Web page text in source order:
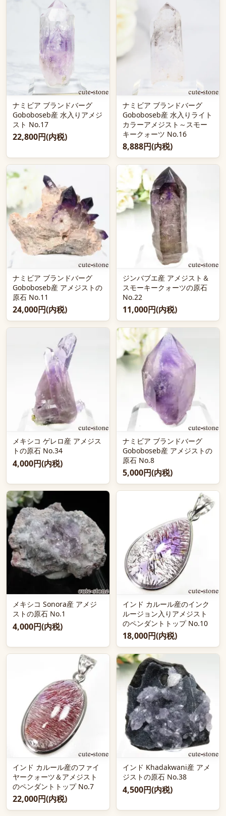
ナミビア ブランドバーグ
Goboboseb産 水入りアメジ
スト No.17
22,800円(内税)
ナミビア ブランドバーグ
Goboboseb産 水入りライト
カラーアメジスト～スモー
キークォーツ No.16
8,888円(内税)
ナミビア ブランドバーグ
Goboboseb産 アメジストの
原石 No.11
24,000円(内税)
ジンバブエ産 アメジスト＆
スモーキークォーツの原石
No.22
11,000円(内税)
メキシコ ゲレロ産 アメジス
トの原石 No.34
4,000円(内税)
ナミビア ブランドバーグ
Goboboseb産 アメジストの
原石 No.8
5,000円(内税)
メキシコ Sonora産 アメジ
ストの原石 No.1
4,000円(内税)
インド カルール産のインク
ルージョン入りアメジスト
のペンダントトップ No.10
18,000円(内税)
インド カルール産のファイ
ヤークォーツ＆アメジスト
のペンダントトップ No.7
22,000円(内税)
インド Khadakwani産 アメ
ジストの原石 No.38
4,500円(内税)